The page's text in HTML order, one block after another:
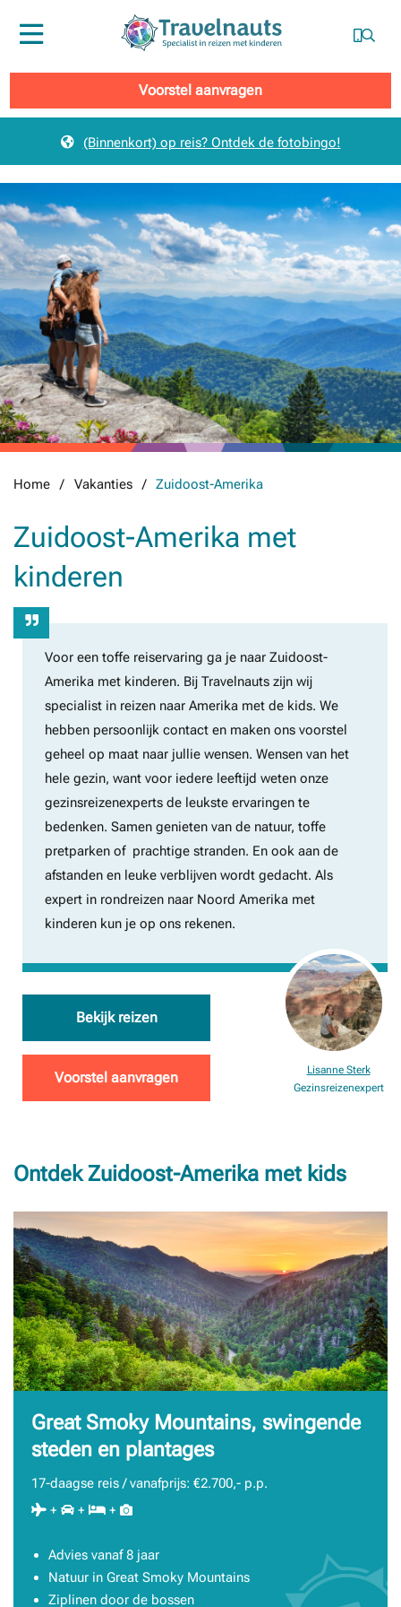
Voorstel aanvragen
(Binnenkort) op reis? Ontdek de fotobingo!
Home Vakanties Zuidoost-Amerika
Zuidoost-Amerika met
kinderen
Voor een toffe reiservaring ga je naar Zuidoost-
Amerika met kinderen. Bij Travelnauts zijn wij
specialist in reizen naar Amerika met de kids. We
hebben persoonlijk contact en maken ons voorstel
geheel op maat naar jullie wensen. Wensen van het
hele gezin, want voor iedere leeftijd weten onze
gezinsreizenexperts de leukste ervaringen te
bedenken. Samen genieten van de natuur, toffe
pretparken of prachtige stranden. En ook aan de
afstanden en leuke verblijven wordt gedacht. Als
expert in rondreizen naar Noord Amerika met
kinderen kun je op ons rekenen.
Bekijk reizen
Voorstel aanvragen
Lisanne Sterk
Gezinsreizenexpert
Ontdek Zuidoost-Amerika met kids
Great Smoky Mountains, swingende
steden en plantages
17-daagse reis / vanafprijs: €2.700,- p.p.
+
+ +
Advies vanaf 8 jaar
Natuur in Great Smoky Mountains
Ziplinen door de bossen